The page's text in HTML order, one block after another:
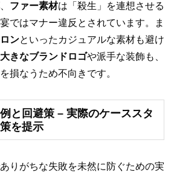
ファー素材は「殺生」を連想させる
ではマナー違反とされています。ま
ンといったカジュアルな素材も避け
大きなブランドロゴや派手な装飾も、
損なうため不向きです。
と回避策 – 実際のケーススタ
を提示
りがちな失敗を未然に防ぐための実